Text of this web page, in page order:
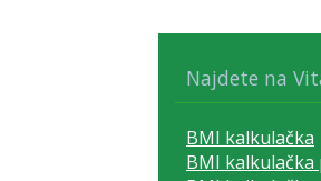
Najdete na
BMI kalkulačka
BMI kalkulačka